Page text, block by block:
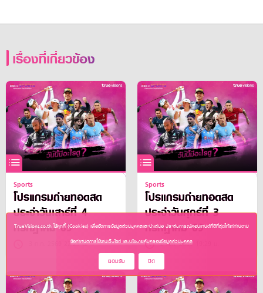
เรื่องที่เกี่ยวข้อง
Sports
โปรแกรมถ่ายทอดสด
ประจำวันเสาร์ที่ 4
กรกฎาคม 69
3 ก.ค. 2569 22:23 น.
Sports
โปรแกรมถ่ายทอดสด
ประจำวันศุกร์ที่ 3
กรกฎาคม 69
2 ก.ค. 2569 19:29 น.
TrueVisions.co.th ใช้คุกกี้ (Cookies) เพื่อจัดการข้อมูลส่วนบุคคลและนำเสนอ ประสบการณ์คอนเทนต์ที่ดีที่สุดให้แก่ท่านตาม
ข้อกำหนดการใช้งานเว็บไซต์ และนโยบายคุ้มครองข้อมูลส่วนบุคคล
ยอมรับ ปิด